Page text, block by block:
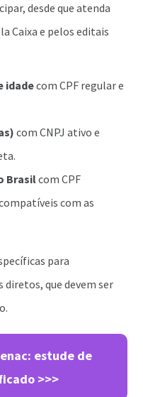
desde que atenda
Caixa e pelos editais
idadecom CPF regular e
com CNPJ ativo e
Brasilcom CPF
com as
para
diretos, que devem ser
estude de
>>>